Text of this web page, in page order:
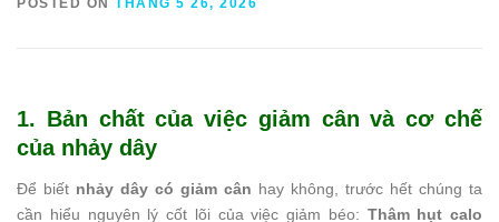
POSTED ON THÁNG 5 26, 2026
1. Bản chất của việc giảm cân và cơ chế
của nhảy dây
Để biết nhảy dây có giảm cân hay không, trước hết chúng ta
cần hiểu nguyên lý cốt lõi của việc giảm béo: Thâm hụt calo